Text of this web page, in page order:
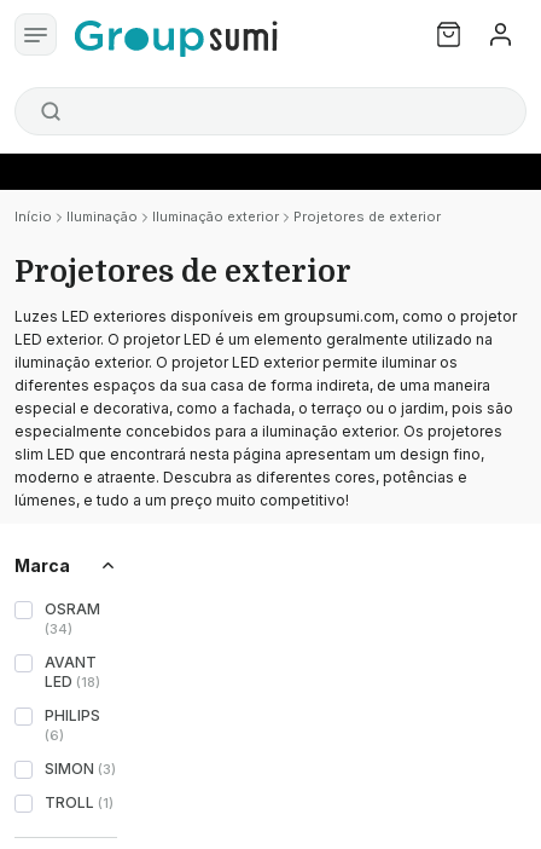
Início Iluminação Iluminação exterior Projetores de exterior
Projetores de exterior
Luzes LED exteriores disponíveis em groupsumi.com, como o projetor
LED exterior. O projetor LED é um elemento geralmente utilizado na
iluminação exterior. O projetor LED exterior permite iluminar os
diferentes espaços da sua casa de forma indireta, de uma maneira
especial e decorativa, como a fachada, o terraço ou o jardim, pois são
especialmente concebidos para a iluminação exterior. Os projetores
slim LED que encontrará nesta página apresentam um design fino,
moderno e atraente. Descubra as diferentes cores, potências e
lúmenes, e tudo a um preço muito competitivo!
Marca
OSRAM
(34)
AVANT
LED (18)
PHILIPS
(6)
SIMON (3)
TROLL (1)